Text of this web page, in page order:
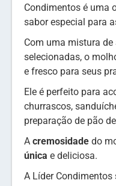
Condimentos é uma
sabor especial para
Com uma mistura
selecionadas, o
e fresco para seus
Ele é perfeito para
churrascos,
preparação de pão
A cremosidade do
única e deliciosa.
A Líder Condimentos